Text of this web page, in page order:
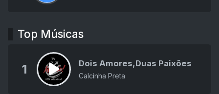
Top Músicas
1 Dois Amores,Duas Paixões
Calcinha Preta